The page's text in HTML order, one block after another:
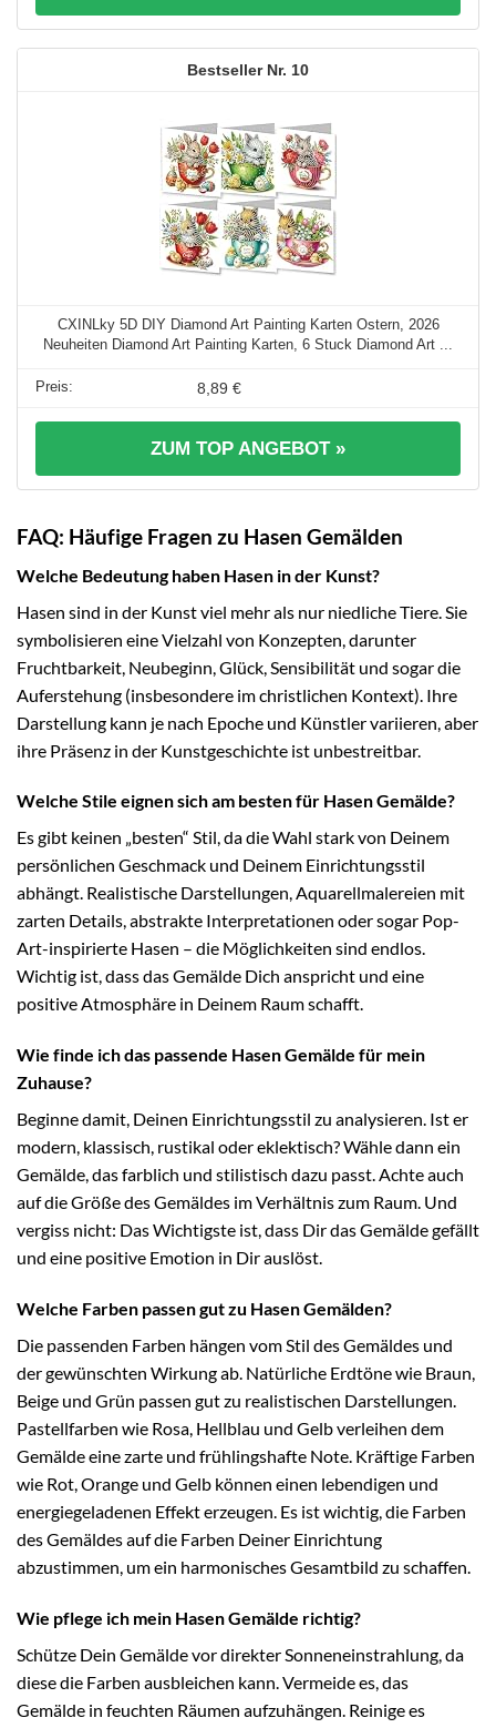
10
CXINLky 5D DIY Diamond Art Painting Karten Ostern, 2026
Neuheiten Diamond Art Painting Karten, 6 Stuck Diamond Art ...
8,89 €
ZUM TOP ANGEBOT »
FAQ: Häufige Fragen zu Hasen Gemälden
Welche Bedeutung haben Hasen in der Kunst?
Hasen sind in der Kunst viel mehr als nur niedliche Tiere. Sie
symbolisieren eine Vielzahl von Konzepten, darunter
Fruchtbarkeit, Neubeginn, Glück, Sensibilität und sogar die
Auferstehung (insbesondere im christlichen Kontext). Ihre
Darstellung kann je nach Epoche und Künstler variieren, aber
ihre Präsenz in der Kunstgeschichte ist unbestreitbar.
Welche Stile eignen sich am besten für Hasen Gemälde?
Es gibt keinen „besten“ Stil, da die Wahl stark von Deinem
persönlichen Geschmack und Deinem Einrichtungsstil
abhängt. Realistische Darstellungen, Aquarellmalereien mit
zarten Details, abstrakte Interpretationen oder sogar Pop-
Art-inspirierte Hasen – die Möglichkeiten sind endlos.
Wichtig ist, dass das Gemälde Dich anspricht und eine
positive Atmosphäre in Deinem Raum schafft.
Wie finde ich das passende Hasen Gemälde für mein
Zuhause?
Beginne damit, Deinen Einrichtungsstil zu analysieren. Ist er
modern, klassisch, rustikal oder eklektisch? Wähle dann ein
Gemälde, das farblich und stilistisch dazu passt. Achte auch
auf die Größe des Gemäldes im Verhältnis zum Raum. Und
vergiss nicht: Das Wichtigste ist, dass Dir das Gemälde gefällt
und eine positive Emotion in Dir auslöst.
Welche Farben passen gut zu Hasen Gemälden?
Die passenden Farben hängen vom Stil des Gemäldes und
der gewünschten Wirkung ab. Natürliche Erdtöne wie Braun,
Beige und Grün passen gut zu realistischen Darstellungen.
Pastellfarben wie Rosa, Hellblau und Gelb verleihen dem
Gemälde eine zarte und frühlingshafte Note. Kräftige Farben
wie Rot, Orange und Gelb können einen lebendigen und
energiegeladenen Effekt erzeugen. Es ist wichtig, die Farben
des Gemäldes auf die Farben Deiner Einrichtung
abzustimmen, um ein harmonisches Gesamtbild zu schaffen.
Wie pflege ich mein Hasen Gemälde richtig?
Schütze Dein Gemälde vor direkter Sonneneinstrahlung, da
diese die Farben ausbleichen kann. Vermeide es, das
Gemälde in feuchten Räumen aufzuhängen. Reinige es